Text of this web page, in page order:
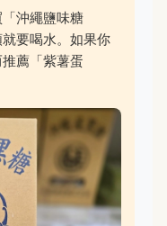
沖繩鹽味糖
要喝水。如果你
薦「紫薯蛋